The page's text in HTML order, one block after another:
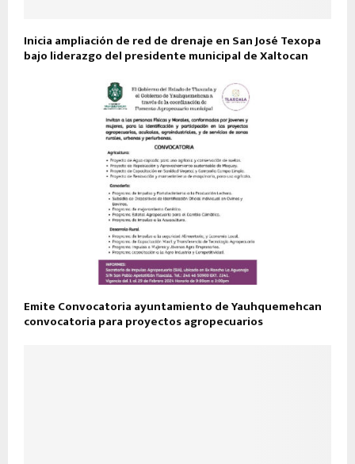
Inicia ampliación de red de drenaje en San José Texopa
bajo liderazgo del presidente municipal de Xaltocan
Emite Convocatoria ayuntamiento de Yauhquemehcan
convocatoria para proyectos agropecuarios